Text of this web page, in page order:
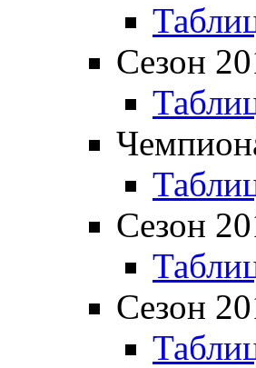
Сезон
Сезон
Сезон